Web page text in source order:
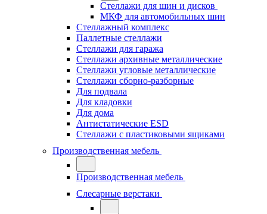
Стеллажи для шин и дисков
МКФ для автомобильных шин
Стеллажный комплекс
Паллетные стеллажи
Стеллажи для гаража
Стеллажи архивные металлические
Стеллажи угловые металлические
Стеллажи сборно-разборные
Для подвала
Для кладовки
Для дома
Антистатические ESD
Стеллажи с пластиковыми ящиками
Производственная мебель
Производственная мебель
Слесарные верстаки